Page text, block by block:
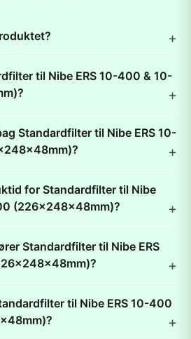
til Nibe ERS 10-400 & 10-
Standardfilter til Nibe ERS 10-
for Standardfilter til Nibe
(226x248x48mm)?
Standardfilter til Nibe ERS
til Nibe ERS 10-400